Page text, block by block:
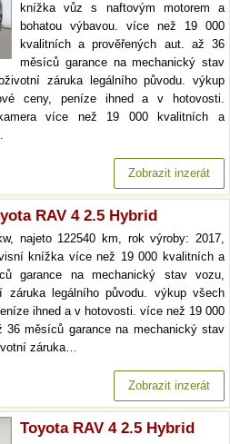
knížka vůz s naftovým motorem a
bohatou výbavou. více než 19 000
kvalitních a prověřených aut. až 36
měsíců garance na mechanický stav
záruka legálního původu. výkup
ceny, peníze ihned a v hotovosti.
více než 19 000 kvalitních a
Zobrazit inzerát
RAV 4 2.5 Hybrid
najeto 122540 km, rok výroby: 2017,
knížka více než 19 000 kvalitních a
garance na mechanický stav vozu,
záruka legálního původu. výkup všech
ihned a v hotovosti. více než 19 000
36 měsíců garance na mechanický stav
záruka…
Zobrazit inzerát
Toyota RAV 4 2.5 Hybrid